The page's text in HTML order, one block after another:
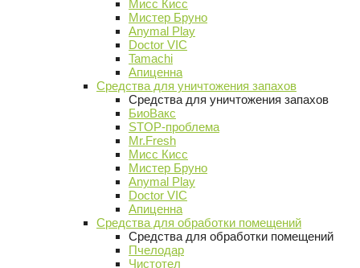
Мисс Кисс
Мистер Бруно
Anymal Play
Doctor VIC
Tamachi
Апиценна
Средства для уничтожения запахов
Средства для уничтожения запахов
БиоВакс
STOP-проблема
Mr.Fresh
Мисс Кисс
Мистер Бруно
Anymal Play
Doctor VIC
Апиценна
Средства для обработки помещений
Средства для обработки помещений
Пчелодар
Чистотел